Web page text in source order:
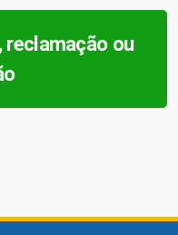
reclamação ou